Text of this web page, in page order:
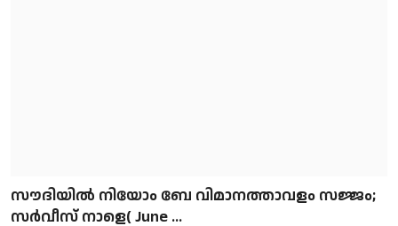
സൗദിയിൽ നിയോം ബേ വിമാനത്താവളം സജ്ജം;
സർവീസ് നാളെ( June ...